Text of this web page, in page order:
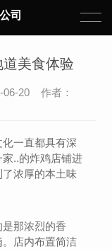
司
美食体验
06-20 作者：
一直都具有深
..的炸鸡店铺进
浓厚的本土味
那浓烈的香
店内布置简洁